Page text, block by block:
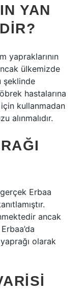
YAN
yapraklarının
ülkemizde
şeklinde
hastalarına
kullanmadan
alınmalıdır.
Erbaa
ancak
olarak